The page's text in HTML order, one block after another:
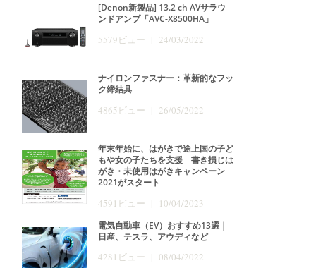
[Denon新製品] 13.2 ch AVサラウ
ンドアンプ「AVC-X8500HA」
5579ビュー | 24/03/2022
ナイロンファスナー：革新的なフッ
ク締結具
4865ビュー | 26/05/2022
年末年始に、はがきで途上国の子ど
もや女の子たちを支援 書き損じは
がき・未使用はがきキャンペーン
2021がスタート
4591ビュー | 10/04/2023
電気自動車（EV）おすすめ13選｜
日産、テスラ、アウディなど
4281ビュー | 08/04/2022